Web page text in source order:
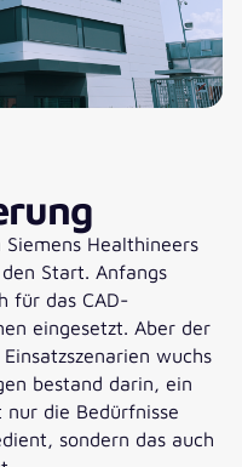
Healthineers
Start. Anfangs
für das CAD-
eingesetzt. Aber der
wuchs
bestand darin, ein
die Bedürfnisse
sondern das auch